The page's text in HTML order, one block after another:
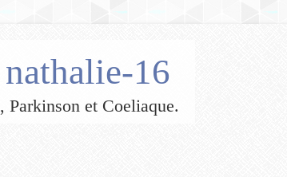
16
et Coeliaque.